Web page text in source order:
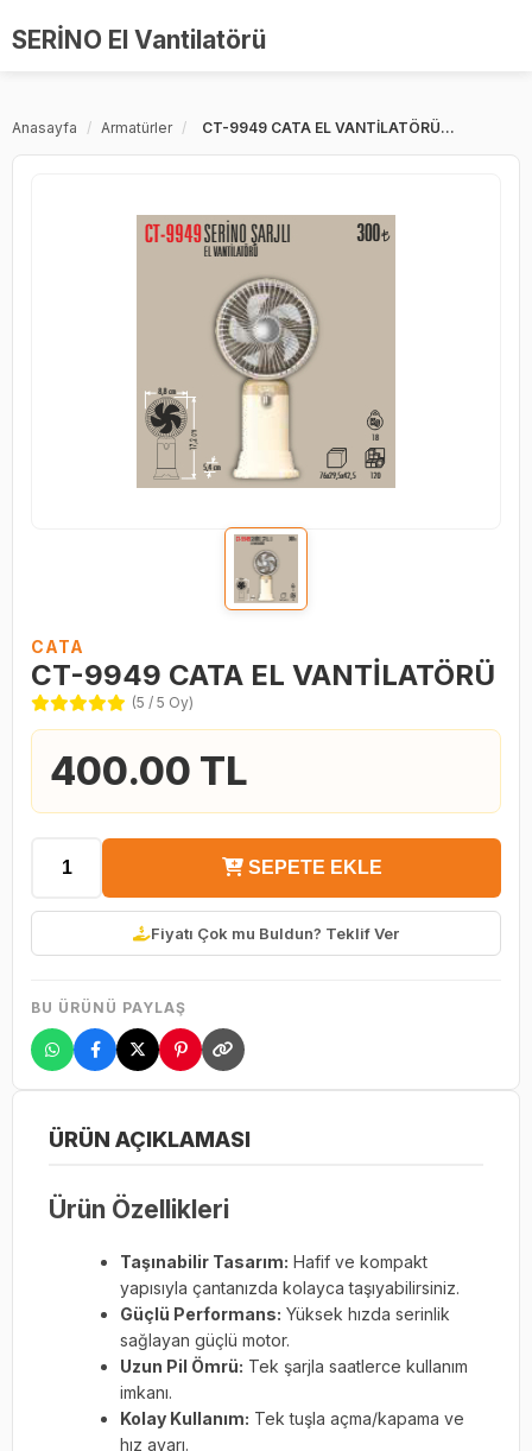
Merkez Ticaret
E-ticaret'de Güvenli Adres
Anasayfa / Armatürler / CT-9949 CATA EL VANTİLATÖRÜ...
CATA
CT-9949 CATA EL VANTİLATÖRÜ
(5 / 5 Oy)
400.00 TL
SEPETE EKLE
Fiyatı Çok mu Buldun? Teklif Ver
BU ÜRÜNÜ PAYLAŞ
ÜRÜN AÇIKLAMASI
SERİNO El Vantilatörü
Ürün Özellikleri
Taşınabilir Tasarım: Hafif ve kompakt
yapısıyla çantanızda kolayca taşıyabilirsiniz.
Güçlü Performans: Yüksek hızda serinlik
sağlayan güçlü motor.
Uzun Pil Ömrü: Tek şarjla saatlerce kullanım
imkanı.
Kolay Kullanım: Tek tuşla açma/kapama ve
hız ayarı.